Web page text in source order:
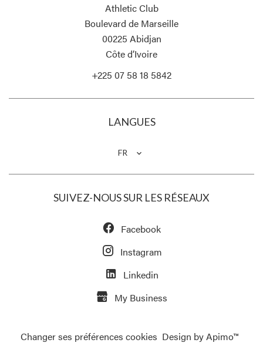
Athletic Club
Boulevard de Marseille
00225 Abidjan
Côte d’Ivoire
+225 07 58 18 5842
LANGUES
FR
SUIVEZ-NOUS SUR LES RÉSEAUX
Facebook
Instagram
Linkedin
My Business
Changer ses préférences cookies Design byApimo™